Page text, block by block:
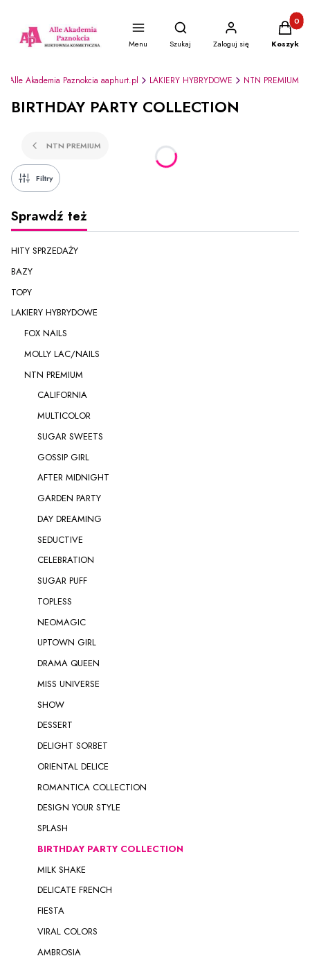
Menu
Otwórz wyszukiwarkę
Szukaj Zaloguj się Koszyk
Alle Akademia Paznokcia aaphurt.pl LAKIERY HYBRYDOWE NTN PREMIUM
BIRTHDAY PARTY COLLECTION
NTN PREMIUM
Filtry
Sprawdź też
HITY SPRZEDAŻY
BAZY
TOPY
LAKIERY HYBRYDOWE
FOX NAILS
MOLLY LAC/NAILS
NTN PREMIUM
CALIFORNIA
MULTICOLOR
SUGAR SWEETS
GOSSIP GIRL
AFTER MIDNIGHT
GARDEN PARTY
DAY DREAMING
SEDUCTIVE
CELEBRATION
SUGAR PUFF
TOPLESS
NEOMAGIC
UPTOWN GIRL
DRAMA QUEEN
MISS UNIVERSE
SHOW
DESSERT
DELIGHT SORBET
ORIENTAL DELICE
ROMANTICA COLLECTION
DESIGN YOUR STYLE
SPLASH
BIRTHDAY PARTY COLLECTION
MILK SHAKE
DELICATE FRENCH
FIESTA
VIRAL COLORS
AMBROSIA